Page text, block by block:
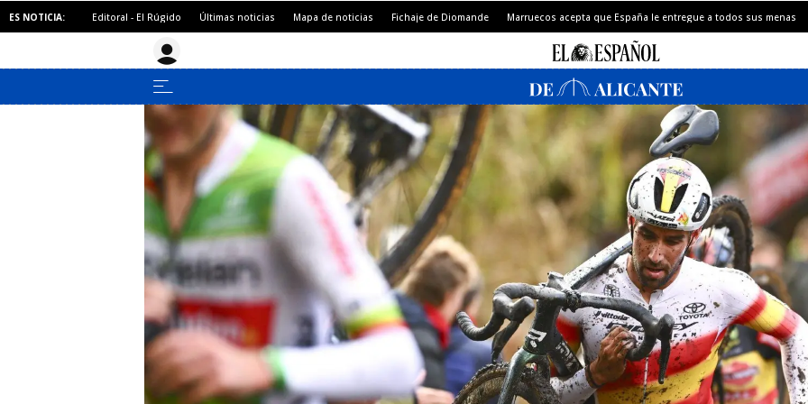
ES NOTICIA: Editoral - El Rúgido Últimas noticias Mapa de noticias Fichaje de Diomande Marruecos acepta que España le entregue a todos sus menas